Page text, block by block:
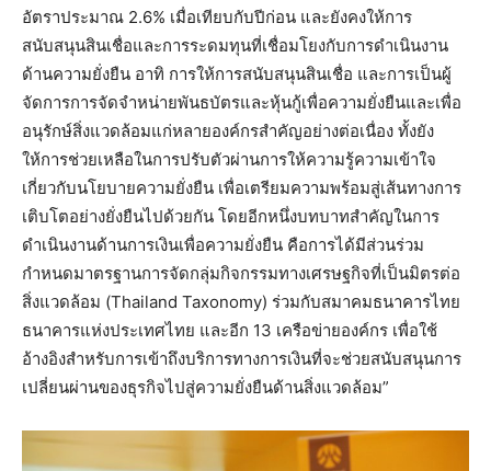
อัตราประมาณ 2.6% เมื่อเทียบกับปีก่อน และยังคงให้การ
สนับสนุนสินเชื่อและการระดมทุนที่เชื่อมโยงกับการดำเนินงาน
ด้านความยั่งยืน อาทิ การให้การสนับสนุนสินเชื่อ และการเป็นผู้
จัดการการจัดจำหน่ายพันธบัตรและหุ้นกู้เพื่อความยั่งยืนและเพื่อ
อนุรักษ์สิ่งแวดล้อมแก่หลายองค์กรสำคัญอย่างต่อเนื่อง ทั้งยัง
ให้การช่วยเหลือในการปรับตัวผ่านการให้ความรู้ความเข้าใจ
เกี่ยวกับนโยบายความยั่งยืน เพื่อเตรียมความพร้อมสู่เส้นทางการ
เติบโตอย่างยั่งยืนไปด้วยกัน โดยอีกหนึ่งบทบาทสำคัญในการ
ดำเนินงานด้านการเงินเพื่อความยั่งยืน คือการได้มีส่วนร่วม
กำหนดมาตรฐานการจัดกลุ่มกิจกรรมทางเศรษฐกิจที่เป็นมิตรต่อ
สิ่งแวดล้อม (Thailand Taxonomy) ร่วมกับสมาคมธนาคารไทย
ธนาคารแห่งประเทศไทย และอีก 13 เครือข่ายองค์กร เพื่อใช้
อ้างอิงสำหรับการเข้าถึงบริการทางการเงินที่จะช่วยสนับสนุนการ
เปลี่ยนผ่านของธุรกิจไปสู่ความยั่งยืนด้านสิ่งแวดล้อม”